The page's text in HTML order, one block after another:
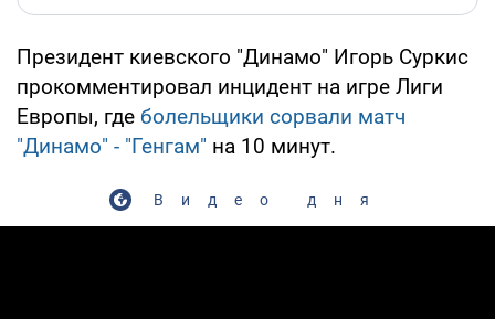
Президент киевского "Динамо" Игорь Суркис
прокомментировал инцидент на игре Лиги
Европы, где болельщики сорвали матч
"Динамо" - "Генгам" на 10 минут.
Видео дня